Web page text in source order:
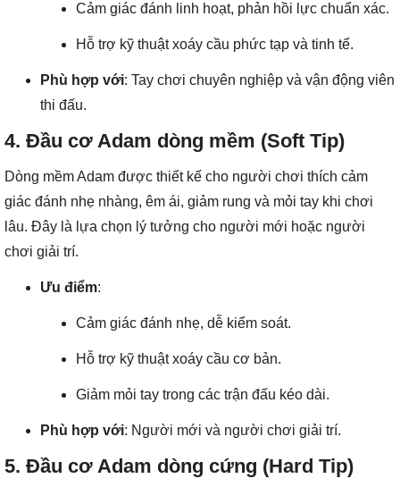
Cảm giác đánh linh hoạt, phản hồi lực chuẩn xác.
Hỗ trợ kỹ thuật xoáy cầu phức tạp và tinh tế.
Phù hợp với: Tay chơi chuyên nghiệp và vận động viên
thi đấu.
4. Đầu cơ Adam dòng mềm (Soft Tip)
Dòng mềm Adam được thiết kế cho người chơi thích cảm
giác đánh nhẹ nhàng, êm ái, giảm rung và mỏi tay khi chơi
lâu. Đây là lựa chọn lý tưởng cho người mới hoặc người
chơi giải trí.
Ưu điểm:
Cảm giác đánh nhẹ, dễ kiểm soát.
Hỗ trợ kỹ thuật xoáy cầu cơ bản.
Giảm mỏi tay trong các trận đấu kéo dài.
Phù hợp với: Người mới và người chơi giải trí.
5. Đầu cơ Adam dòng cứng (Hard Tip)